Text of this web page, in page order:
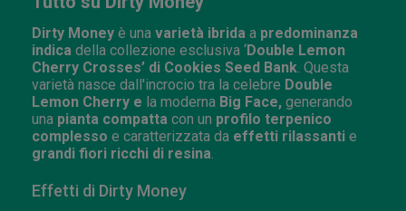
Dirty Money è una varietà ibrida a predominanza
indica della collezione esclusiva ‘Double Lemon
Cherry Crosses’ di Cookies Seed Bank . Questa
varietà nasce dall'incrocio tra la celebre Double
Lemon Cherry e la moderna Big Face, generando
una pianta compatta con un profilo terpenico
complesso e caratterizzata da effetti rilassanti e
grandi fiori ricchi di resina
Effetti di Dirty Money